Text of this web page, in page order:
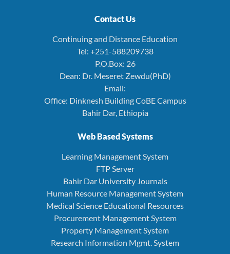
Contact Us
Continuing and Distance Education
Tel: +251-588209738
P.O.Box: 26
Dean: Dr. Meseret Zewdu(PhD)
Email:
Office: Dinknesh Building CoBE Campus
Bahir Dar, Ethiopia
Web Based Systems
Learning Management System
FTP Server
Bahir Dar University Journals
Human Resource Management System
Medical Science Educational Resources
Procurement Management System
Property Management System
Research Information Mgmt. System